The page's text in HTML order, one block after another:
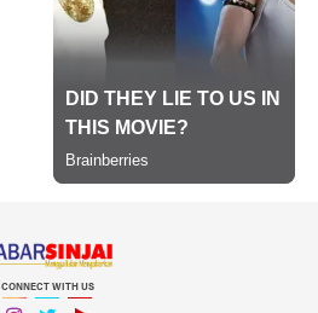
CONNECT WITH US